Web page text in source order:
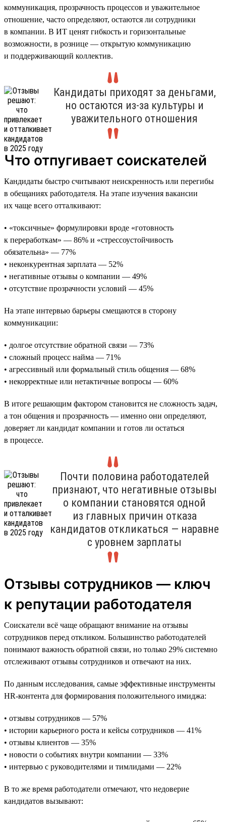
коммуникация, прозрачность процессов и уважительное
отношение, часто определяют, остаются ли сотрудники
в компании. В ИТ ценят гибкость и горизонтальные
возможности, в рознице — открытую коммуникацию
и поддерживающий коллектив.
Кандидаты приходят за деньгами,
но остаются из-за культуры и
уважительного отношения
Что отпугивает соискателей
Кандидаты быстро считывают неискренность или перегибы
в обещаниях работодателя. На этапе изучения вакансии
их чаще всего отталкивают:
• «токсичные» формулировки вроде «готовность
к переработкам» — 86% и «стрессоустойчивость
обязательна» — 77%
• неконкурентная зарплата — 52%
• негативные отзывы о компании — 49%
• отсутствие прозрачности условий — 45%
На этапе интервью барьеры смещаются в сторону
коммуникации:
• долгое отсутствие обратной связи — 73%
• сложный процесс найма — 71%
• агрессивный или формальный стиль общения — 68%
• некорректные или нетактичные вопросы — 60%
В итоге решающим фактором становится не сложность задач,
а тон общения и прозрачность — именно они определяют,
доверяет ли кандидат компании и готов ли остаться
в процессе.
Почти половина работодателей
признают, что негативные отзывы
о компании становятся одной
из главных причин отказа
кандидатов откликаться — наравне
с уровнем зарплаты
Отзывы сотрудников — ключ
к репутации работодателя
Соискатели всё чаще обращают внимание на отзывы
сотрудников перед откликом. Большинство работодателей
понимают важность обратной связи, но только 29% системно
отслеживают отзывы сотрудников и отвечают на них.
По данным исследования, самые эффективные инструменты
HR-контента для формирования положительного имиджа:
• отзывы сотрудников — 57%
• истории карьерного роста и кейсы сотрудников — 41%
• отзывы клиентов — 35%
• новости о событиях внутри компании — 33%
• интервью с руководителями и тимлидами — 22%
В то же время работодатели отмечают, что недоверие
кандидатов вызывают: